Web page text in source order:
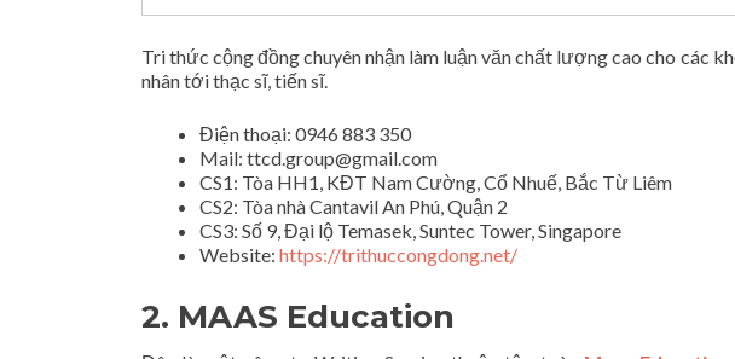
Tri thức cộng đồng chuyên nhận làm luận văn chất lượng cao cho các
nhân tới thạc sĩ, tiến sĩ.
Điện thoại: 0946 883 350
Mail: ttcd.group@gmail.com
CS1: Tòa HH1, KĐT Nam Cường, Cổ Nhuế, Bắc Từ Liêm
CS2: Tòa nhà Cantavil An Phú, Quận 2
CS3: Số 9, Đại lộ Temasek, Suntec Tower, Singapore
Website: https://trithuccongdong.net/
2. MAAS Education